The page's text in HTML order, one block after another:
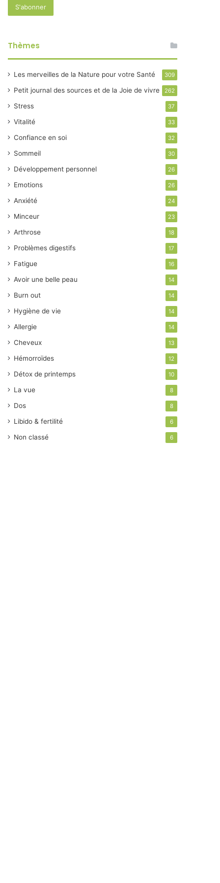
Thèmes
Les merveilles de la Nature pour votre Santé 309
Petit journal des sources et de la Joie de vivre 262
Stress 37
Vitalité 33
Confiance en soi 32
Sommeil 30
Développement personnel 26
Emotions 26
Anxiété 24
Minceur 23
Arthrose 18
Problèmes digestifs 17
Fatigue 16
Avoir une belle peau 14
Burn out 14
Hygiène de vie 14
Allergie 14
Cheveux 13
Hémorroïdes 12
Détox de printemps 10
La vue 8
Dos 8
Libido & fertilité 6
Non classé 6